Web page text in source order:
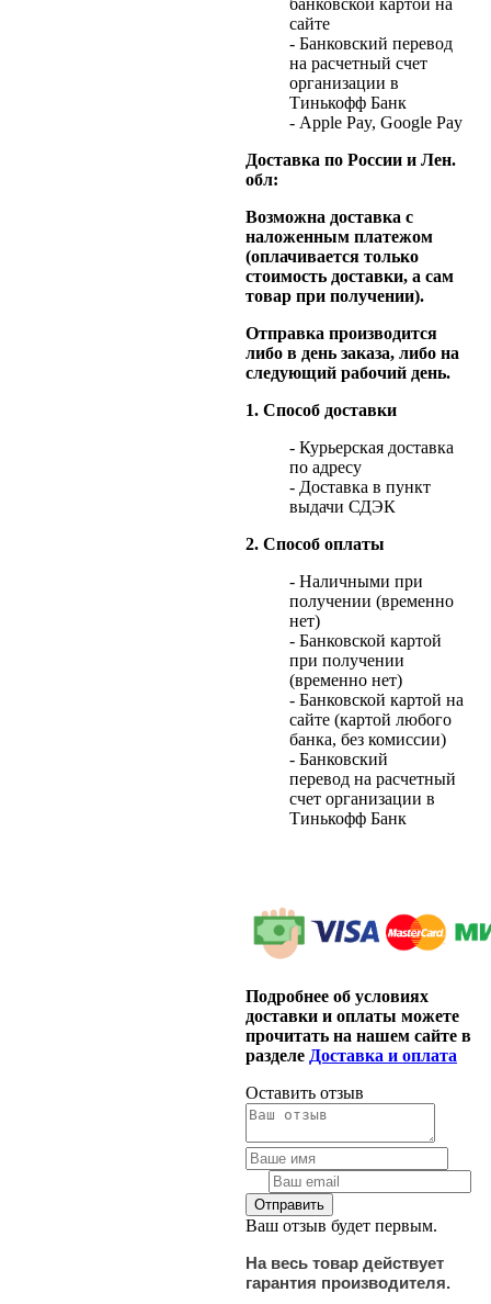
банковской картой на
сайте
- Банковский перевод
на расчетный счет
организации в
Тинькофф Банк
- Apple Pay, Google Pay
Доставка по России и Лен.
обл:
Возможна доставка с
наложенным платежом
(оплачивается только
стоимость доставки, а сам
товар при получении).
Отправка производится
либо в день заказа, либо на
следующий рабочий день.
1. Способ доставки
- Курьерская доставка
по адресу
- Доставка в пункт
выдачи СДЭК
2. Способ оплаты
- Наличными при
получении (временно
нет)
- Банковской картой
при получении
(временно нет)
- Банковской картой на
сайте (картой любого
банка, без комиссии)
- Банковский
перевод на расчетный
счет организации в
Тинькофф Банк
Подробнее об условиях
доставки и оплаты можете
прочитать на нашем сайте в
разделе Доставка и оплата
Оставить отзыв
Ваш отзыв будет первым.
На весь товар действует
гарантия производителя.